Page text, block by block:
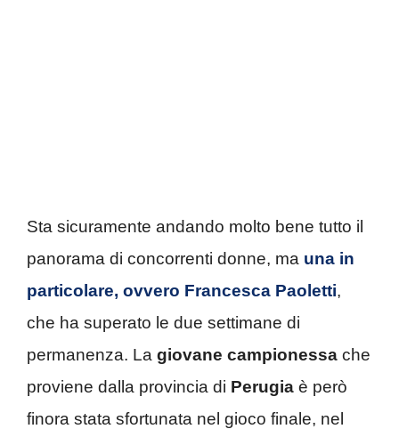
Sta sicuramente andando molto bene tutto il
panorama di concorrenti donne, ma una in
particolare, ovvero Francesca Paoletti,
che ha superato le due settimane di
permanenza. La giovane campionessa che
proviene dalla provincia di Perugia è però
finora stata sfortunata nel gioco finale, nel